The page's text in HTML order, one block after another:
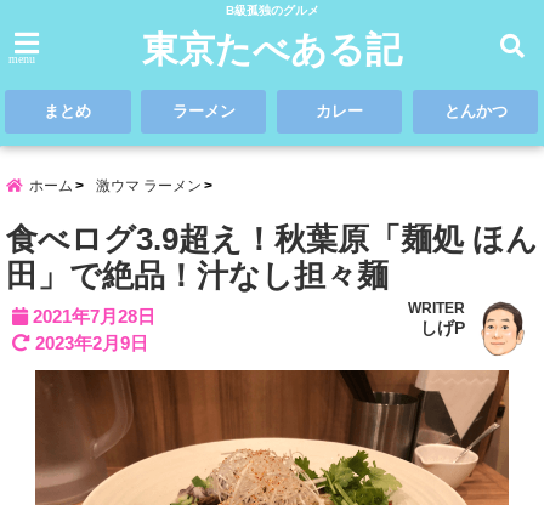
B級孤独のグルメ
menu 東京たべある記
まとめ ラーメン カレー とんかつ
ホーム 激ウマ ラーメン
食べログ3.9超え！秋葉原「麺処 ほん
田」で絶品！汁なし担々麺
2021年7月28日
2023年2月9日
WRITER
しげP